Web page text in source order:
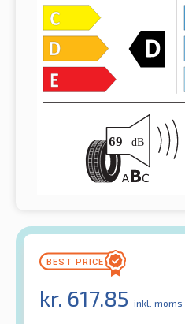
kr. 617.85 inkl. moms